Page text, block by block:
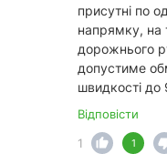
присутні по
напрямку, на
дорожнього
допустиме
швидкості
Відповісти
1
1